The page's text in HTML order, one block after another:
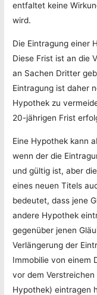
entfaltet keine
wird.
Die Eintragung einer
Diese Frist ist an die
an Sachen Dritter
Eintragung ist daher
Hypothek zu
20-jährigen Frist
Eine Hypothek kann
wenn der die
und gültig ist, aber
eines neuen Titels
bedeutet, dass jene
andere Hypothek
gegenüber jenen
Verlängerung der
Immobilie von einem
vor dem
Hypothek) eintragen